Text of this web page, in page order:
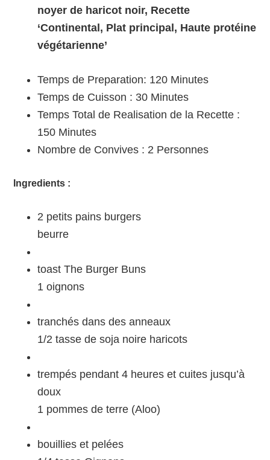
noyer de haricot noir, Recette
‘Continental, Plat principal, Haute protéine
végétarienne’
Temps de Preparation: 120 Minutes
Temps de Cuisson : 30 Minutes
Temps Total de Realisation de la Recette :
150 Minutes
Nombre de Convives : 2 Personnes
Ingredients :
2 petits pains burgers
beurre
toast The Burger Buns
1 oignons
tranchés dans des anneaux
1/2 tasse de soja noire haricots
trempés pendant 4 heures et cuites jusqu’à
doux
1 pommes de terre (Aloo)
bouillies et pelées